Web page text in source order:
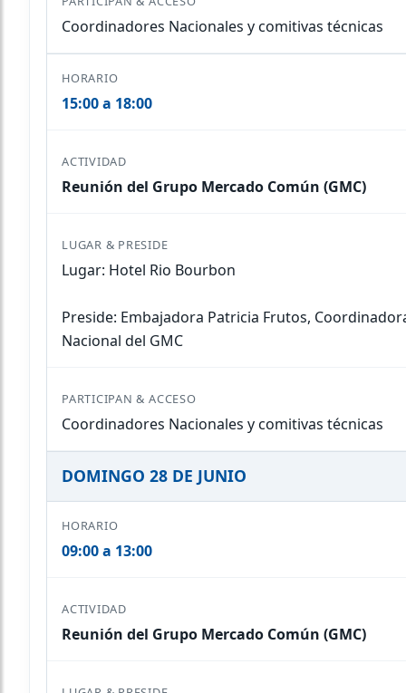
Coordinadores Nacionales y comitivas técnicas
15:00 a 18:00
Reunión del Grupo Mercado Común (GMC)
Lugar: Hotel Rio Bourbon
Preside: Embajadora Patricia Frutos,
Nacional del GMC
Coordinadores Nacionales y comitivas técnicas
DOMINGO 28 DE JUNIO
09:00 a 13:00
Reunión del Grupo Mercado Común (GMC)